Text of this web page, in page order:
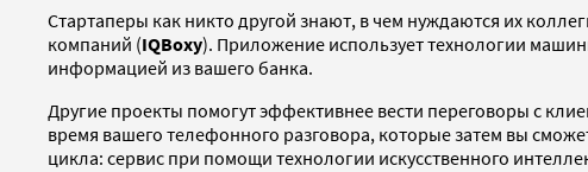
Стартаперы как никто другой знают, в чем нуждаются их
компаний (IQBoxy). Приложение использует технологии
информацией из вашего банка.
Другие проекты помогут эффективнее вести переговоры с
время вашего телефонного разговора, которые затем вы
цикла: сервис при помощи технологии искусственного